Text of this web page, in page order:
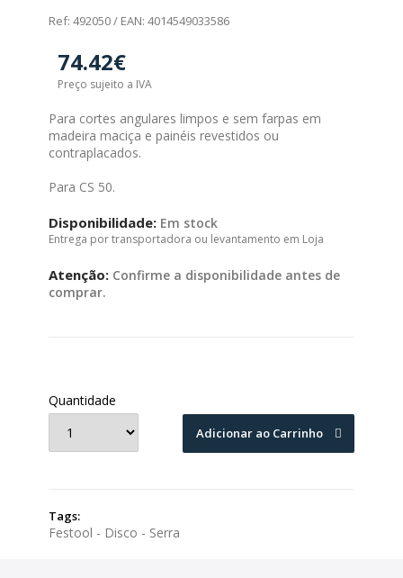
Ref: 492050 / EAN: 4014549033586
74.42€
Preço sujeito a IVA
Para cortes angulares limpos e sem farpas em
madeira maciça e painéis revestidos ou
contraplacados.
Para CS 50.
Disponibilidade: Em stock
Entrega por transportadora ou levantamento em Loja
Atenção: Confirme a disponibilidade antes de
comprar.
Quantidade
Adicionar ao Carrinho
Tags:
Festool - Disco - Serra